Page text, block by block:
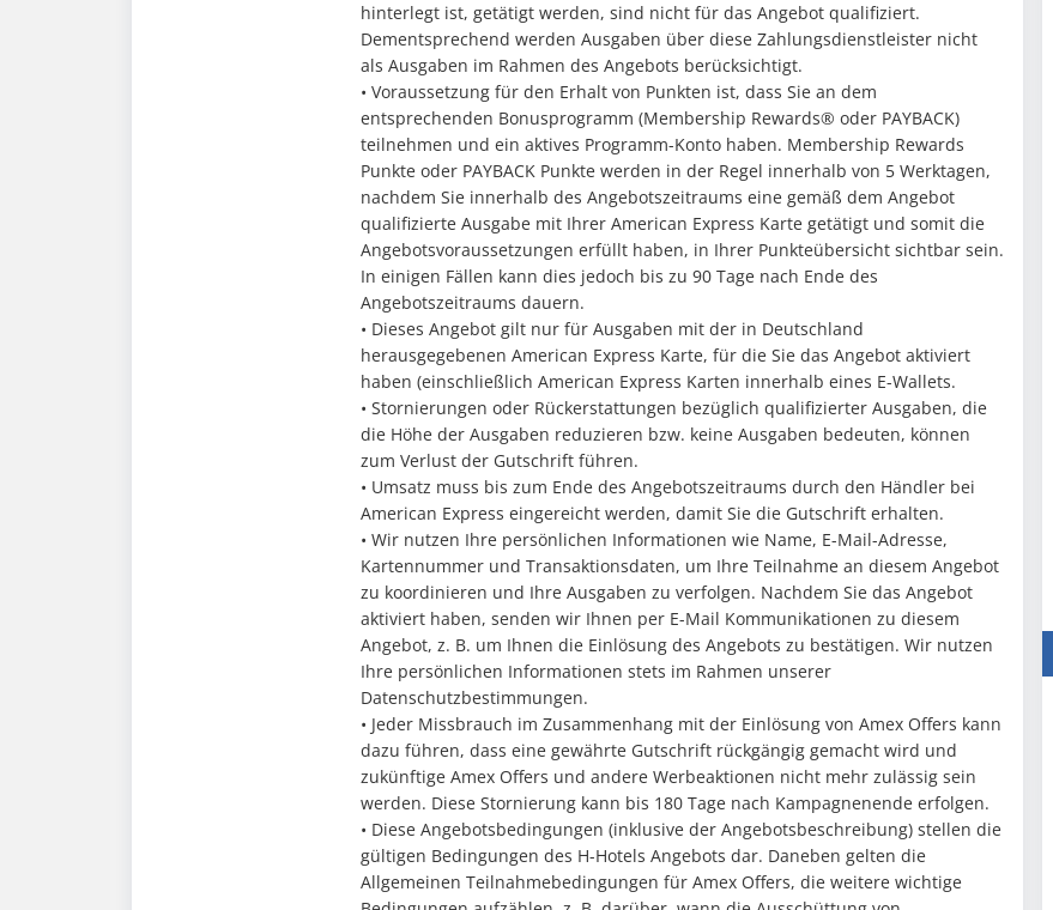
hinterlegt ist, getätigt werden, sind nicht für das Angebot qualifiziert.
Dementsprechend werden Ausgaben über diese Zahlungsdienstleister nicht
als Ausgaben im Rahmen des Angebots berücksichtigt.
• Voraussetzung für den Erhalt von Punkten ist, dass Sie an dem
entsprechenden Bonusprogramm (Membership Rewards® oder PAYBACK)
teilnehmen und ein aktives Programm-Konto haben. Membership Rewards
Punkte oder PAYBACK Punkte werden in der Regel innerhalb von 5 Werktagen,
nachdem Sie innerhalb des Angebotszeitraums eine gemäß dem Angebot
qualifizierte Ausgabe mit Ihrer American Express Karte getätigt und somit die
Angebotsvoraussetzungen erfüllt haben, in Ihrer Punkteübersicht sichtbar sein.
In einigen Fällen kann dies jedoch bis zu 90 Tage nach Ende des
Angebotszeitraums dauern.
• Dieses Angebot gilt nur für Ausgaben mit der in Deutschland
herausgegebenen American Express Karte, für die Sie das Angebot aktiviert
haben (einschließlich American Express Karten innerhalb eines E-Wallets.
• Stornierungen oder Rückerstattungen bezüglich qualifizierter Ausgaben, die
die Höhe der Ausgaben reduzieren bzw. keine Ausgaben bedeuten, können
zum Verlust der Gutschrift führen.
• Umsatz muss bis zum Ende des Angebotszeitraums durch den Händler bei
American Express eingereicht werden, damit Sie die Gutschrift erhalten.
• Wir nutzen Ihre persönlichen Informationen wie Name, E-Mail-Adresse,
Kartennummer und Transaktionsdaten, um Ihre Teilnahme an diesem Angebot
zu koordinieren und Ihre Ausgaben zu verfolgen. Nachdem Sie das Angebot
aktiviert haben, senden wir Ihnen per E-Mail Kommunikationen zu diesem
Angebot, z. B. um Ihnen die Einlösung des Angebots zu bestätigen. Wir nutzen
Ihre persönlichen Informationen stets im Rahmen unserer
Datenschutzbestimmungen.
• Jeder Missbrauch im Zusammenhang mit der Einlösung von Amex Offers kann
dazu führen, dass eine gewährte Gutschrift rückgängig gemacht wird und
zukünftige Amex Offers und andere Werbeaktionen nicht mehr zulässig sein
werden. Diese Stornierung kann bis 180 Tage nach Kampagnenende erfolgen.
• Diese Angebotsbedingungen (inklusive der Angebotsbeschreibung) stellen die
gültigen Bedingungen des H-Hotels Angebots dar. Daneben gelten die
Allgemeinen Teilnahmebedingungen für Amex Offers, die weitere wichtige